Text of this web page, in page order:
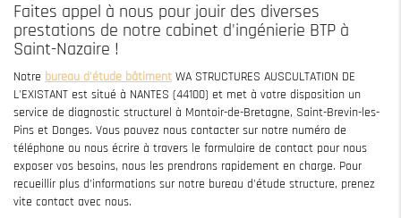
Faites appel à nous pour jouir des diverses
prestations de notre cabinet d'ingénierie BTP à
Saint-Nazaire !
Notre bureau d'étude bâtiment WA STRUCTURES AUSCULTATION DE
L'EXISTANT est situé à NANTES (44100) et met à votre disposition un
service de diagnostic structurel à Montoir-de-Bretagne, Saint-Brevin-les-
Pins et Donges. Vous pouvez nous contacter sur notre numéro de
téléphone ou nous écrire à travers le formulaire de contact pour nous
exposer vos besoins, nous les prendrons rapidement en charge. Pour
recueillir plus d'informations sur notre bureau d'étude structure, prenez
vite contact avec nous.